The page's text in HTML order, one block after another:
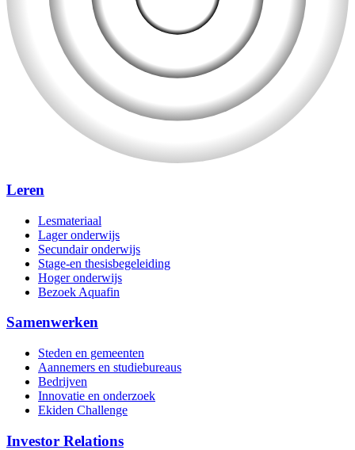
Leren
Lesmateriaal
Lager onderwijs
Secundair onderwijs
Stage-en thesisbegeleiding
Hoger onderwijs
Bezoek Aquafin
Samenwerken
Steden en gemeenten
Aannemers en studiebureaus
Bedrijven
Innovatie en onderzoek
Ekiden Challenge
Investor Relations